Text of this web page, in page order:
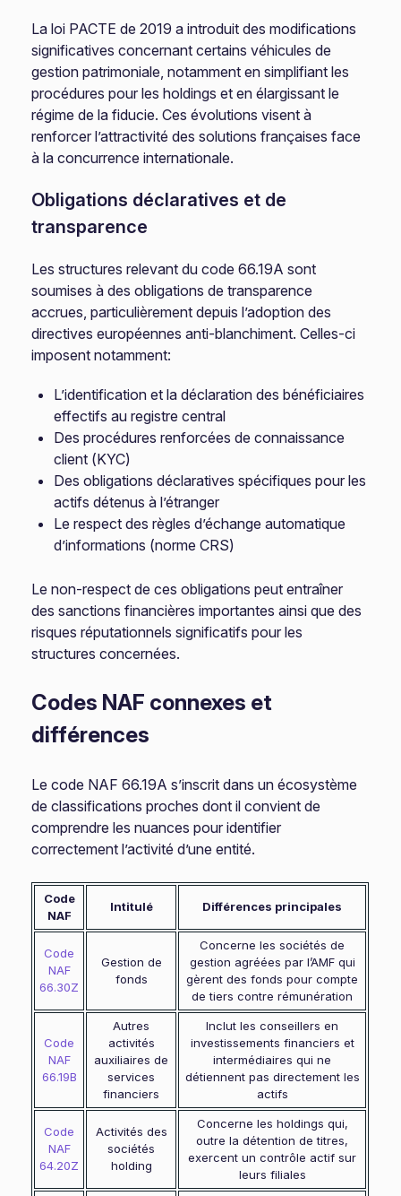
La loi PACTE de 2019 a introduit des modifications
significatives concernant certains véhicules de
gestion patrimoniale, notamment en simplifiant les
procédures pour les holdings et en élargissant le
régime de la fiducie. Ces évolutions visent à
renforcer l’attractivité des solutions françaises face
à la concurrence internationale.
Obligations déclaratives et de
transparence
Les structures relevant du code 66.19A sont
soumises à des obligations de transparence
accrues, particulièrement depuis l’adoption des
directives européennes anti-blanchiment. Celles-ci
imposent notamment:
L’identification et la déclaration des bénéficiaires
effectifs au registre central
Des procédures renforcées de connaissance
client (KYC)
Des obligations déclaratives spécifiques pour les
actifs détenus à l’étranger
Le respect des règles d’échange automatique
d’informations (norme CRS)
Le non-respect de ces obligations peut entraîner
des sanctions financières importantes ainsi que des
risques réputationnels significatifs pour les
structures concernées.
Codes NAF connexes et
différences
Le code NAF 66.19A s’inscrit dans un écosystème
de classifications proches dont il convient de
comprendre les nuances pour identifier
correctement l’activité d’une entité.
Code
NAF
Intitulé Différences principales
Code
NAF
66.30Z
Gestion de
fonds
Concerne les sociétés de
gestion agréées par l’AMF qui
gèrent des fonds pour compte
de tiers contre rémunération
Code
NAF
66.19B
Autres
activités
auxiliaires de
services
financiers
Inclut les conseillers en
investissements financiers et
intermédiaires qui ne
détiennent pas directement les
actifs
Code
NAF
64.20Z
Activités des
sociétés
holding
Concerne les holdings qui,
outre la détention de titres,
exercent un contrôle actif sur
leurs filiales